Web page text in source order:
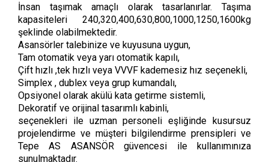
İnsan taşımak amaçlı olarak tasarlanırlar. Taşıma
kapasiteleri 240,320,400,630,800,1000,1250,1600kg
şeklinde olabilmektedir.
Asansörler talebinize ve kuyusuna uygun,
Tam otomatik veya yarı otomatik kapılı,
Çift hızlı ,tek hızlı veya VVVF kademesiz hız seçenekli,
Simplex , dublex veya grup kumandalı,
Opsiyonel olarak akülü kata getirme sistemli,
Dekoratif ve orijinal tasarımlı kabinli,
seçenekleri ile uzman personeli eşliğinde kusursuz
projelendirme ve müşteri bilgilendirme prensipleri ve
Tepe AS ASANSÖR güvencesi ile kullanımınıza
sunulmaktadır.